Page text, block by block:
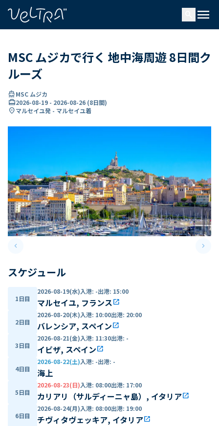
menu
MSC ムジカで行く 地中海周遊 8日間ク
ルーズ
directions_boatMSC ムジカ
card_travel2026-08-19 - 2026-08-26 (8日間)
location_onマルセイユ発 - マルセイユ着
keyboard_arrow_leftPrevious slide keyboard_arrow_right
スケジュール
1日目
2026-08-19(水)入港: -出港: 15:00
マルセイユ, フランスopen_in_new
2日目
2026-08-20(木)入港: 10:00出港: 20:00
バレンシア, スペインopen_in_new
3日目
2026-08-21(金)入港: 11:30出港: -
イビザ, スペインopen_in_new
4日目
2026-08-22(土)入港: -出港: -
海上
5日目
2026-08-23(日)入港: 08:00出港: 17:00
カリアリ（サルディーニャ島）, イタリアopen_in_new
6日目
2026-08-24(月)入港: 08:00出港: 19:00
チヴィタヴェッキア, イタリアopen_in_new